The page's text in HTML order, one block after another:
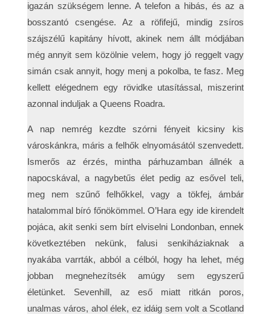
igazán szükségem lenne. A telefon a hibás, és az a
bosszantó csengése. Az a röfifejű, mindig zsíros
szájszélű kapitány hívott, akinek nem állt módjában
még annyit sem közölnie velem, hogy jó reggelt vagy
simán csak annyit, hogy menj a pokolba, te fasz. Meg
kellett elégednem egy rövidke utasítással, miszerint
azonnal induljak a Queens Roadra.
A nap nemrég kezdte szórni fényeit kicsiny kis
városkánkra, máris a felhők elnyomásától szenvedett.
Ismerős az érzés, mintha párhuzamban állnék a
napocskával, a nagybetűs élet pedig az esővel teli,
meg nem szűnő felhőkkel, vagy a tökfej, ámbár
hatalommal bíró főnökömmel. O’Hara egy ide kirendelt
pojáca, akit senki sem bírt elviselni Londonban, ennek
következtében nekünk, falusi senkiháziaknak a
nyakába varrták, abból a célból, hogy ha lehet, még
jobban megnehezítsék amúgy sem egyszerű
életünket. Sevenhill, az eső miatt ritkán poros,
unalmas város, ahol élek, ez idáig sem volt a Scotland